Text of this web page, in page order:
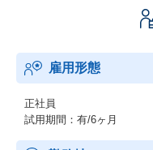
雇用形態
正社員
試用期間：有/6ヶ月